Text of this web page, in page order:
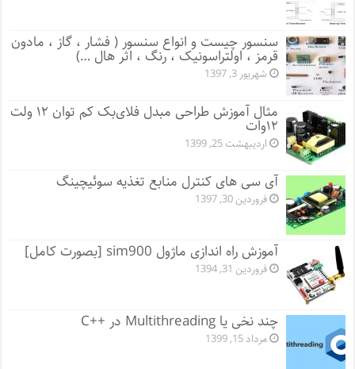
سنسور چیست و انواع سنسور ( فشار ، گاز ، مادون
قرمز ، اولتراسونیک ، رنگ ، اثر هال …)
شهریور 3, 1397
مثال آموزش طراحی مبدل فلای‌بک کم توان ۱۲ ولت
۱۲‌وات
اردیبهشت 25, 1399
آی سی های کنترل منابع تغذیه سوئیچینگ
فروردین 30, 1397
آموزش راه اندازی ماژول sim900 [بصورت کامل]
فروردین 31, 1394
چند نخی یا Multithreading در ++C
مرداد 15, 1399